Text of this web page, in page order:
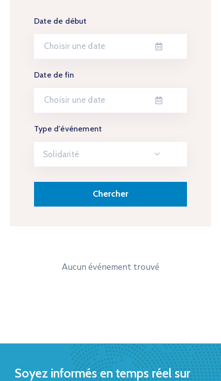
Date de début
Date de fin
Type d'événement
Solidarité
Aucun événement trouvé
Soyez informés en temps réel sur